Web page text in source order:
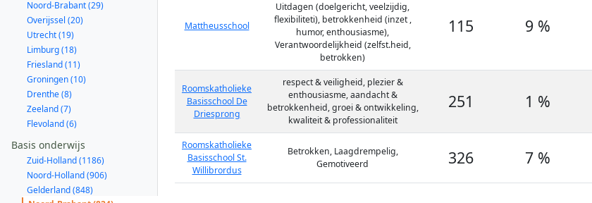
Noord-Brabant (29)
Overijssel (20)
Utrecht (19)
Limburg (18)
Friesland (11)
Groningen (10)
Drenthe (8)
Zeeland (7)
Flevoland (6)
Basis onderwijs
Zuid-Holland (1186)
Noord-Holland (906)
Gelderland (848)
Mattheusschool
Uitdagen (doelgericht, veelzijdig,
flexibiliteti), betrokkenheid (inzet ,
humor, enthousiasme),
Verantwoordelijkheid (zelfst.heid,
betrokken)
115 9 %
Roomskatholieke
Basisschool De
Driesprong
respect & veiligheid, plezier &
enthousiasme, aandacht &
betrokkenheid, groei & ontwikkeling,
kwaliteit & professionaliteit
251 1 %
Roomskatholieke
Basisschool St.
Willibrordus
Betrokken, Laagdrempelig,
Gemotiveerd
326 7 %